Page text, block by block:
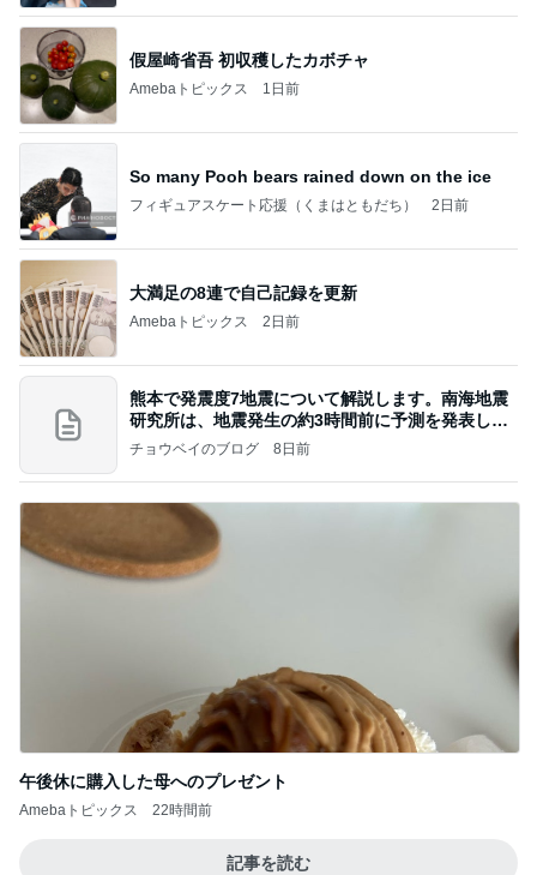
假屋崎省吾 初収穫したカボチャ
Amebaトピックス 1日前
So many Pooh bears rained down on the ice
フィギュアスケート応援（くまはともだち） 2日前
大満足の8連で自己記録を更新
Amebaトピックス 2日前
熊本で発震度7地震について解説します。南海地震
研究所は、地震発生の約3時間前に予測を発表しま
した
チョウベイのブログ 8日前
午後休に購入した母へのプレゼント
Amebaトピックス 22時間前
記事を読む